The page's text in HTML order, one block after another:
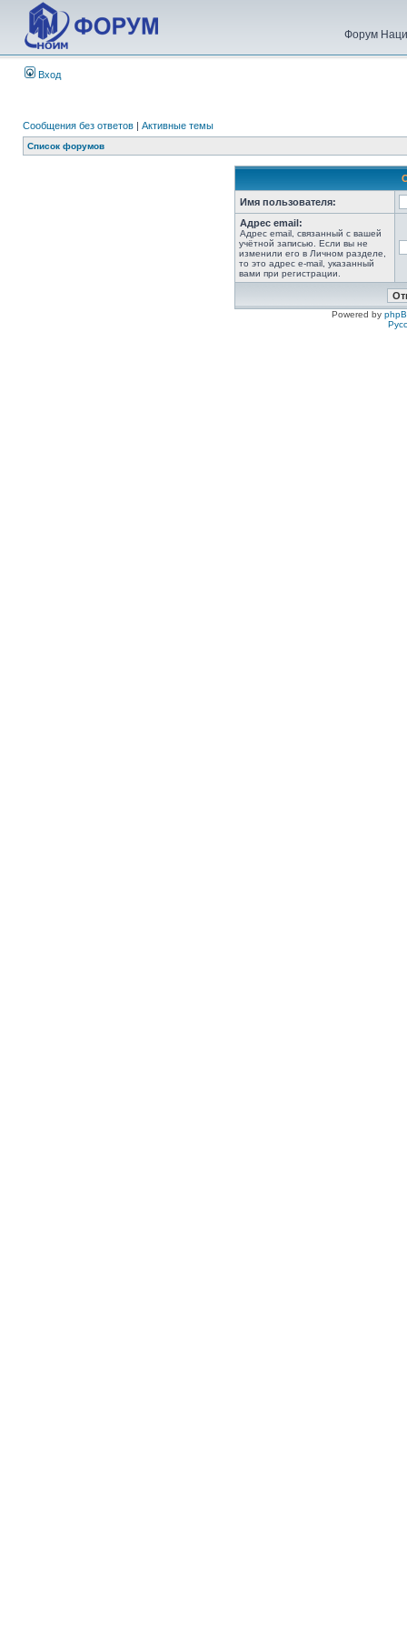
Форум
Вход
Сообщения без ответов | Активные темы
Список форумов
Имя пользователя:
Адрес email:
Адрес email, связанный с вашей
учётной записью. Если вы не
изменили его в Личном разделе,
то это адрес e-mail, указанный
вами при регистрации.
Powered by